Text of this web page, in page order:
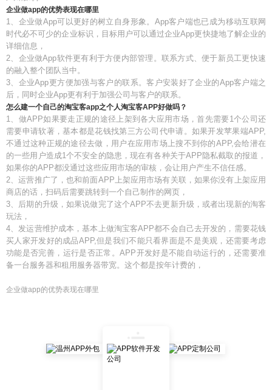
企业做app的优势表现在哪里
1、企业做App可以更好的树立自身形象。App客户端也已成为移动互联网
时代必不可少的企业标识，目标用户可以通过企业App更快捷地了解企业的
详细信息，
2、企业做App软件更有利于方便内部管理。联系方式、便于新员工更快速
的融入整个团队当中。
3、企业App更方便加强与客户的联系。客户安装好了企业的App客户端之
后，同时企业App更有利于加强公司与客户的联系。
怎么建一个自己的淘宝客app之个人淘宝客APP好做吗？
1、做APP如果要走正规的途径上架到各大应用市场，首先需要1个公司还
需要申请软著，基本都是花钱找第三方公司代申请。如果开发苹果端APP,
不通过这种正规的途径去做，用户在应用市场上搜不到你的APP,会给潜在
的一些用户造成1个不安全的隐患，现在有各种关于APP隐私截取的报道，
如果你的APP都没通过这些应用市场的审核，会让用户产生不信任感。
2、运营推广了，也和前面APP上架应用市场有关联，如果你没有上架应用
商店的话，扫码后需要跳转到一个自己制作的网页，
3、后期的升级，如果说做完了这个APP不去更新升级，或者出现新的淘客
玩法，
4、发运营维护成本，基本上做淘宝客APP都不会自己去开发的，需要花钱
买人家开发好的成品APP,但是我们不能只看界面是不是美观，还需要考虑
功能是否完善，运行是否正常。APP开发好是不能自动运行的，还需要准
备一台服务器和租用服务器带宽。这个都是按年计费的，
企业做app的优势表现在哪里